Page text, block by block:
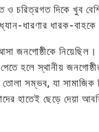
চরিত্রগত দিকে খুব
ধারণার ধারক-
আসা জনগোষ্ঠীকে
হলে স্থানীয়
সম্ভব, যা
হাতেই ছেড়ে দেয়া